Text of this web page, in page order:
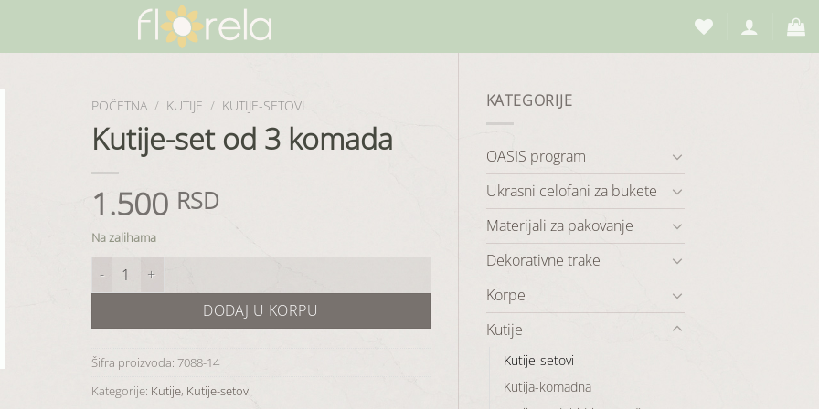
KATEGORIJE
OASIS program
Ukrasni celofani za bukete
Materijali za pakovanje
Dekorativne trake
Korpe
Kutije
Kutije-setovi
Kutija-komadna
POČETNA / KUTIJE / KUTIJE-SETOVI
Kutije-set od 3 komada
1.500 RSD
Na zalihama
Kutije-set od 3 komada količina
DODAJ U KORPU
Šifra proizvoda: 7088-14
Kategorije: Kutije, Kutije-setovi